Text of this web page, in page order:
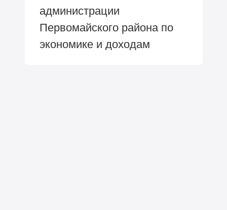
администрации
Первомайского района по
экономике и доходам